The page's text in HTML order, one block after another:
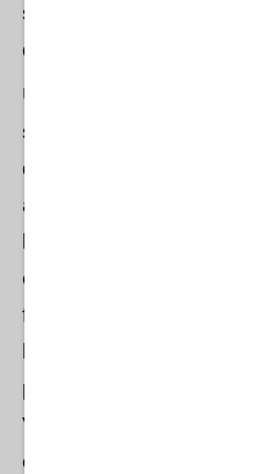
sull'integrazione sud-sud
delle risorse.
Una politica che, a
sottoposto il socialismo
dare i suoi frutti nella
al cambiamento. “Presto
energetici importantissimi.
facendo spazio nel
programma settimanale
Venezuela ha una
che si sta facendo valere